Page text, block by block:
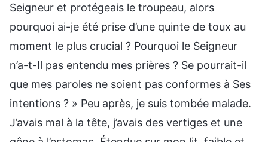
Seigneur et protégeais le troupeau, alors
pourquoi ai-je été prise d’une quinte de toux au
moment le plus crucial ? Pourquoi le Seigneur
n’a-t-Il pas entendu mes prières ? Se pourrait-il
que mes paroles ne soient pas conformes à Ses
intentions ? » Peu après, je suis tombée malade.
J’avais mal à la tête, j’avais des vertiges et une